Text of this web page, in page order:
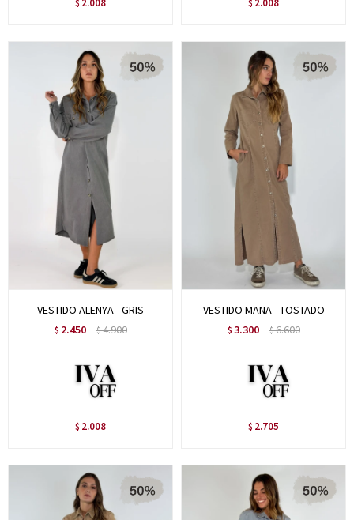
$ 2.008 $ 2.008
VESTIDO ALENYA - GRIS
$ 2.450 $4.900
$ 2.008
VESTIDO MANA - TOSTADO
$ 3.300 $6.600
$ 2.705